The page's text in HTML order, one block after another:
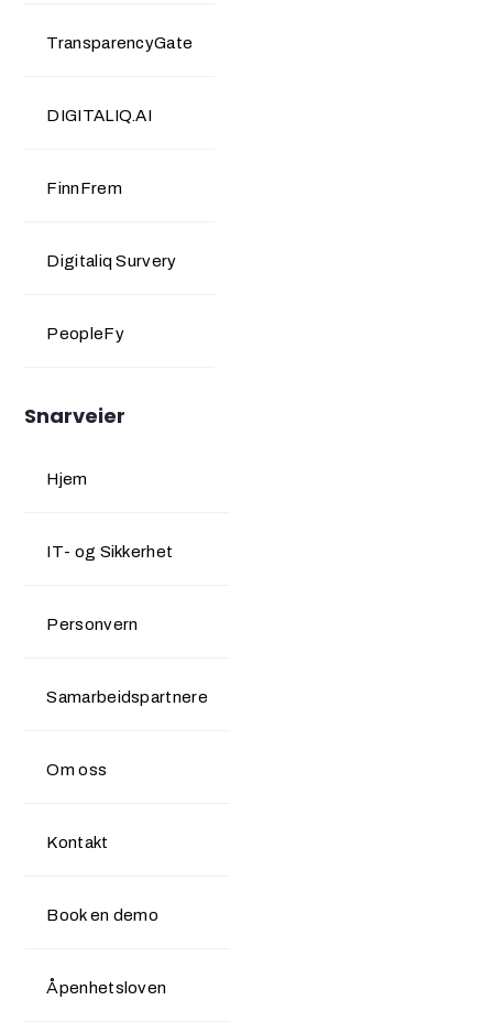
TransparencyGate
DIGITALIQ.AI
FinnFrem
Digitaliq Survery
PeopleFy
Snarveier
Hjem
IT- og Sikkerhet
Personvern
Samarbeidspartnere
Om oss
Kontakt
Book en demo
Åpenhetsloven